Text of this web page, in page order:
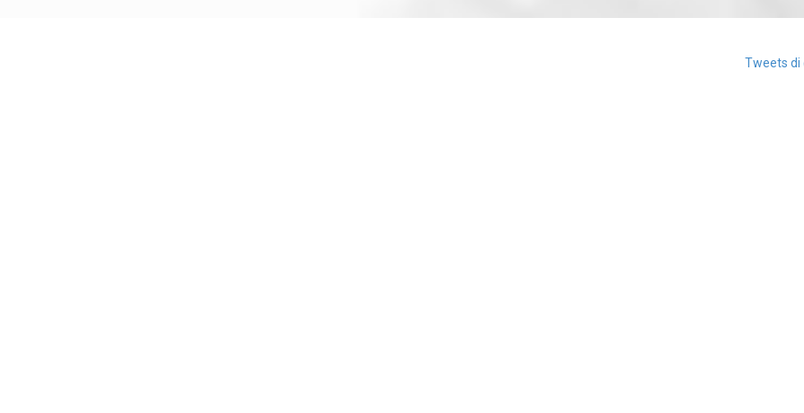
Tweets di